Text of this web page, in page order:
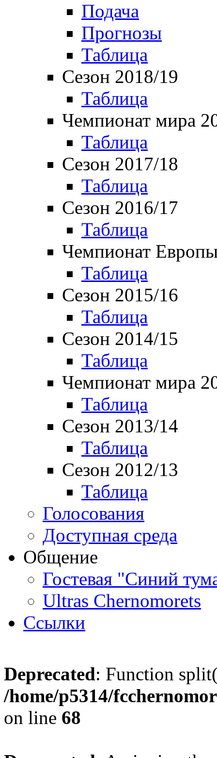
Подача
Прогнозы
Таблица
Сезон 2018/19
Таблица
Чемпионат мира
Таблица
Сезон 2017/18
Таблица
Сезон 2016/17
Таблица
Чемпионат
Таблица
Сезон 2015/16
Таблица
Сезон 2014/15
Таблица
Чемпионат мира
Таблица
Сезон 2013/14
Таблица
Сезон 2012/13
Таблица
Голосования
Доступная среда
Общение
Гостевая "Синий
Ultras Chernomorets
Ссылки
Deprecated: Function
/home/p5314/
on line 68